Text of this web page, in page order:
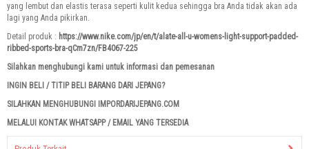
yang lembut dan elastis terasa seperti kulit kedua sehingga bra Anda tidak akan ada
lagi yang Anda pikirkan.
Detail produk : https://www.nike.com/jp/en/t/alate-all-u-womens-light-support-padded-
ribbed-sports-bra-qCm7zn/FB4067-225
Silahkan menghubungi kami untuk informasi dan pemesanan
INGIN BELI / TITIP BELI BARANG DARI JEPANG?
SILAHKAN MENGHUBUNGI IMPORDARIJEPANG.COM
MELALUI KONTAK WHATSAPP / EMAIL YANG TERSEDIA